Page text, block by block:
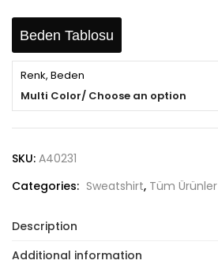
Beden Tablosu
Renk, Beden
Multi Color/ Choose an option
SKU: A40231
Categories: Sweatshirt, Tüm Ürünler
Description
Additional information